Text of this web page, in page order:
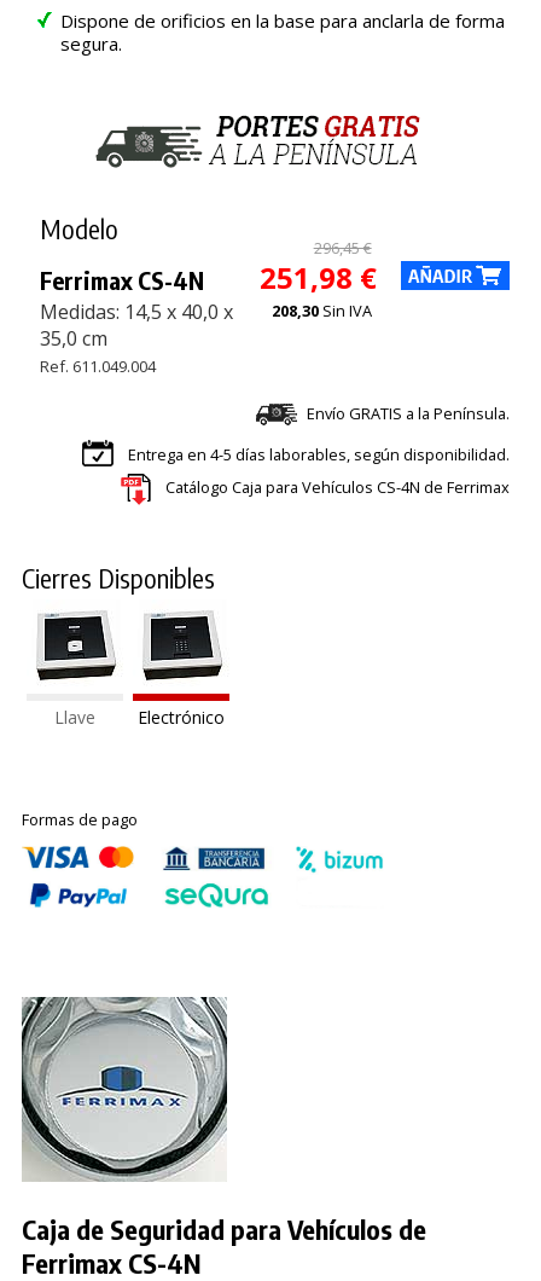
Dispone de orificios en la base para anclarla de forma
segura.
Modelo
Ferrimax CS-4N
Medidas: 14,5 x 40,0 x
35,0 cm
Ref. 611.049.004
296,45 €
251,98 €
208,30 Sin IVA
Envío GRATIS a la Península.
Entrega en 4-5 días laborables, según disponibilidad.
Catálogo Caja para Vehículos CS-4N de Ferrimax
Cierres Disponibles
Llave Electrónico
Formas de pago
Caja de Seguridad para Vehículos de
Ferrimax CS-4N